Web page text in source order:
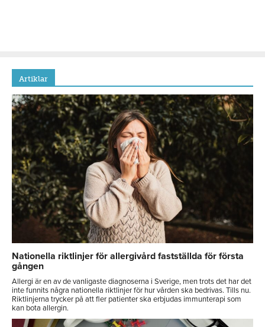
Artiklar
Nationella riktlinjer för allergivård fastställda för första
gången
Allergi är en av de vanligaste diagnoserna i Sverige, men trots det har det
inte funnits några nationella riktlinjer för hur vården ska bedrivas. Tills nu.
Riktlinjerna trycker på att fler patienter ska erbjudas immunterapi som
kan bota allergin.